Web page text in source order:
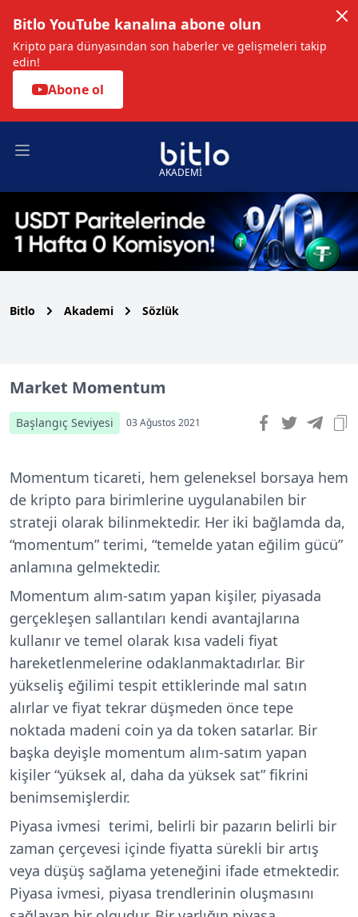
Bitlo YouTube kanalına abone olun
Kripto para dünyasından son haberler ve gelişmeleri takip
edin!
Abone ol
Open main menu
AKADEMİ
Bitlo Akademi Sözlük
Market Momentum
Başlangıç Seviyesi 03 Ağustos 2021
Momentum ticareti, hem geleneksel borsaya hem
de kripto para birimlerine uygulanabilen bir
strateji olarak bilinmektedir. Her iki bağlamda da,
“momentum” terimi, “temelde yatan eğilim gücü”
anlamına gelmektedir.
Momentum alım-satım yapan kişiler, piyasada
gerçekleşen sallantıları kendi avantajlarına
kullanır ve temel olarak kısa vadeli fiyat
hareketlenmelerine odaklanmaktadırlar. Bir
yükseliş eğilimi tespit ettiklerinde mal satın
alırlar ve fiyat tekrar düşmeden önce tepe
noktada madeni coin ya da token satarlar. Bir
başka deyişle momentum alım-satım yapan
kişiler “yüksek al, daha da yüksek sat” fikrini
benimsemişlerdir.
Piyasa ivmesi terimi, belirli bir pazarın belirli bir
zaman çerçevesi içinde fiyatta sürekli bir artış
veya düşüş sağlama yeteneğini ifade etmektedir.
Piyasa ivmesi, piyasa trendlerinin oluşmasını